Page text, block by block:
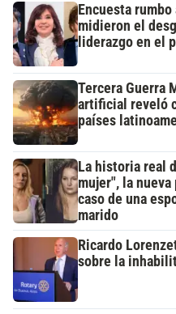
Encuesta
midieron el
liderazgo en el
Tercera Guerra
artificial reveló
países
La historia real
mujer", la
caso de una
marido
Ricardo
sobre la